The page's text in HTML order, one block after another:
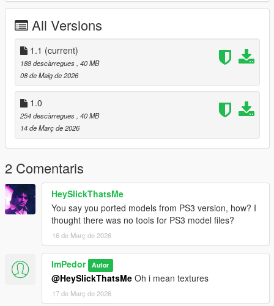
All Versions
1.1 (current)
188 descàrregues, 40 MB
08 de Maig de 2026
1.0
254 descàrregues, 40 MB
14 de Març de 2026
2 Comentaris
HeySlickThatsMe
You say you ported models from PS3 version, how? I
thought there was no tools for PS3 model files?
16 de Març de 2026
ImPedor Autor
@HeySlickThatsMe Oh i mean textures
17 de Març de 2026